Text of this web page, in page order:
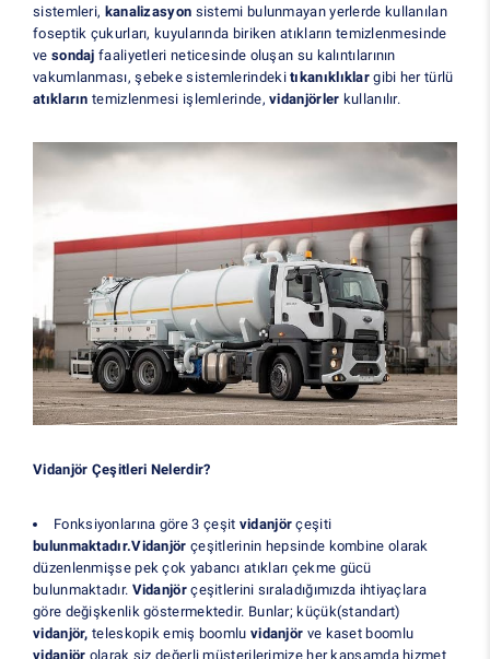
sistemleri, kanalizasyon sistemi bulunmayan yerlerde kullanılan
foseptik çukurları, kuyularında biriken atıkların temizlenmesinde
ve sondaj faaliyetleri neticesinde oluşan su kalıntılarının
vakumlanması, şebeke sistemlerindekitıkanıklıklar gibi her türlü
atıkların temizlenmesi işlemlerinde,vidanjörler kullanılır.
Vidanjör Çeşitleri Nelerdir?
Fonksiyonlarına göre 3 çeşit vidanjör çeşiti
bulunmaktadır.Vidanjör çeşitlerinin hepsinde kombine olarak
düzenlenmişse pek çok yabancı atıkları çekme gücü
bulunmaktadır. Vidanjörçeşitlerini sıraladığımızda ihtiyaçlara
göre değişkenlik göstermektedir. Bunlar; küçük(standart)
vidanjör, teleskopik emiş boomlu vidanjör ve kaset boomlu
vidanjör olarak siz değerli müşterilerimize her kapsamda hizmet